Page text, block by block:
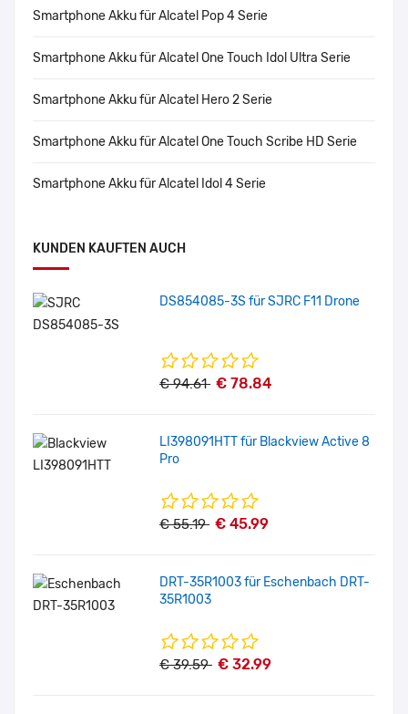
Smartphone Akku für Alcatel Pop 4 Serie
Smartphone Akku für Alcatel One Touch Idol Ultra Serie
Smartphone Akku für Alcatel Hero 2 Serie
Smartphone Akku für Alcatel One Touch Scribe HD Serie
Smartphone Akku für Alcatel Idol 4 Serie
KUNDEN KAUFTEN AUCH
DS854085-3S für SJRC F11 Drone
€ 94.61 € 78.84
LI398091HTT für Blackview Active 8
Pro
€ 55.19 € 45.99
DRT-35R1003 für Eschenbach DRT-
35R1003
€ 39.59 € 32.99